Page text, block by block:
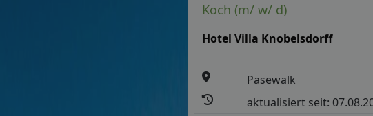
Koch (m/ w/ d)
Hotel Villa Knobelsdorff
Pasewalk
aktualisiert seit: